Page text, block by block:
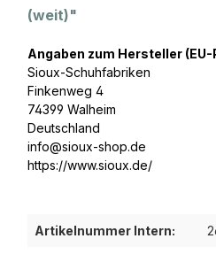
(weit)"
Angaben zum Hersteller
Sioux-Schuhfabriken
Finkenweg 4
74399 Walheim
Deutschland
info@sioux-shop.de
https://www.sioux.de/
Artikelnummer Intern: